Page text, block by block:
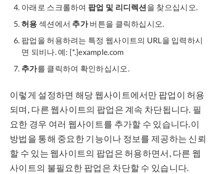
아래로 스크롤하여 팝업 및 리디렉션 을 찾으십시오.
허용 섹션에서 추가버튼을 클릭하십시오.
팝업을 허용하려는 특정 웹사이트의 URL을 입력하시
면 되비나. 예: [*.]example.com
추가를 클릭하여 확인하십시오.
이렇게 설정하면 해당 웹사이트에서만 팝업이 허용
되며, 다른 웹사이트의 팝업은 계속 차단됩니다. 필
요한 경우 여러 웹사이트를 추가할 수 있습니다.이
방법을 통해 중요한 기능이나 정보를 제공하는 신뢰
할 수 있는 웹사이트의 팝업은 허용하면서, 다른 웹
사이트의 불필요한 팝업은 차단할 수 있습니다.